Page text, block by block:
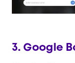
3. Google